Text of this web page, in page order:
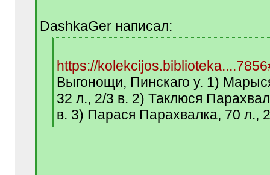
DashkaGer написал:
]
https://
Выгонощи, Пинскаго у. 1)
32 л., 2/3 в. 2) Таклюся
в. 3) Парася Парахвалка, 70 л.,
[